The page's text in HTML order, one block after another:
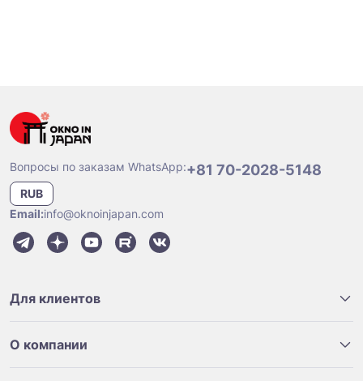
Вопросы по заказам WhatsApp:+81 70-2028-5148
RUB
Email:info@oknoinjapan.com
Для клиентов
О компании